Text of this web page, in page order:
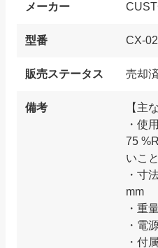
メーカー
型番 CX-02
販売ステータス 売却済
備考
【主
・使
75
いこと
・寸
mm
・重
・電
・付